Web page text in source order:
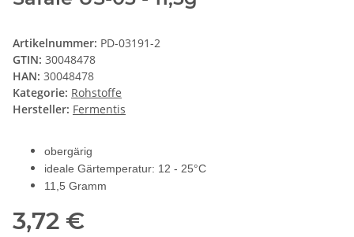
Artikelnummer: PD-03191-2
GTIN: 30048478
HAN: 30048478
Kategorie: Rohstoffe
Hersteller: Fermentis
obergärig
ideale Gärtemperatur: 12 - 25°C
11,5 Gramm
3,72 €